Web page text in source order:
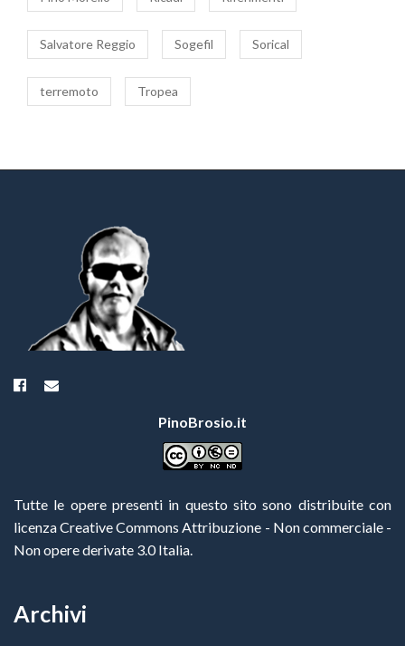
Salvatore Reggio Sogefil Sorical
terremoto Tropea
PinoBrosio.it
Tutte le opere presenti in questo sito sono distribuite con
licenza Creative Commons Attribuzione - Non commerciale -
Non opere derivate 3.0 Italia
Archivi